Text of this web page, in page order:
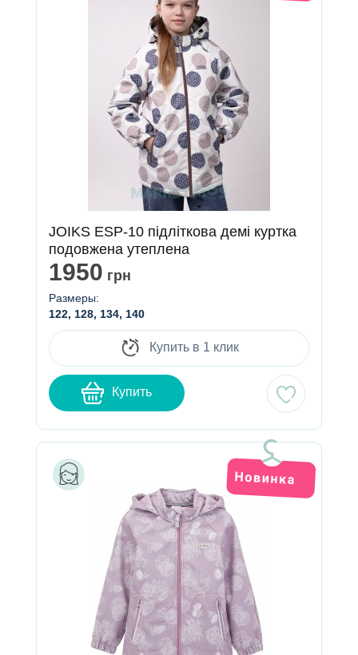
JOIKS ESP-10 підліткова демі куртка
подовжена утеплена
1950 грн
Размеры:
122, 128, 134, 140
Купить в 1 клик
Купить